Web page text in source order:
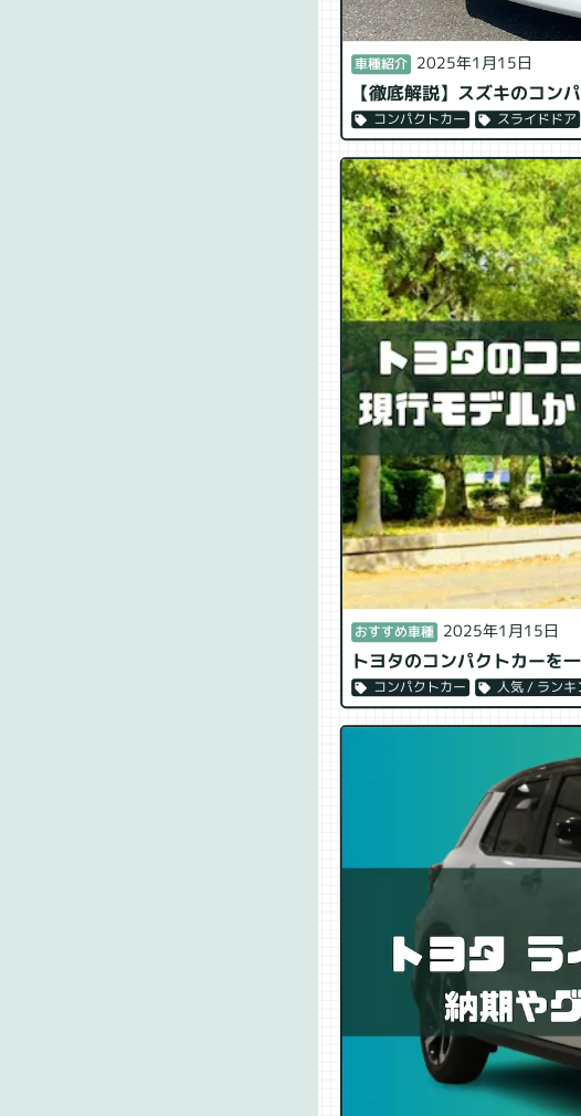
車種紹介 2025年1月15日
【徹底解説】スズキのコン
コンパクトカー スライドドア
おすすめ車種 2025年1月15日
トヨタのコンパクトカーを
コンパクトカー 人気 / ランキ